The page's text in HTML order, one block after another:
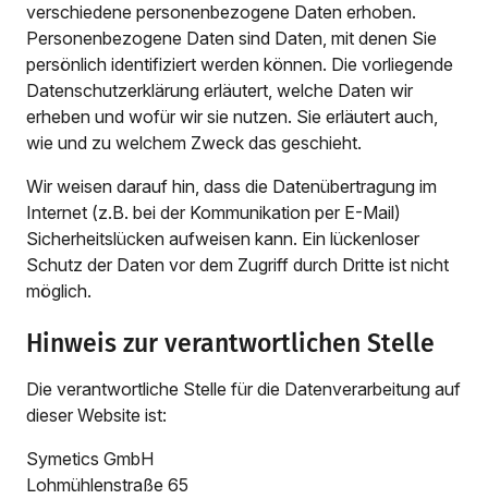
verschiedene personenbezogene Daten erhoben.
Personenbezogene Daten sind Daten, mit denen Sie
persönlich identifiziert werden können. Die vorliegende
Datenschutzerklärung erläutert, welche Daten wir
erheben und wofür wir sie nutzen. Sie erläutert auch,
wie und zu welchem Zweck das geschieht.
Wir weisen darauf hin, dass die Datenübertragung im
Internet (z.B. bei der Kommunikation per E-Mail)
Sicherheitslücken aufweisen kann. Ein lückenloser
Schutz der Daten vor dem Zugriff durch Dritte ist nicht
möglich.
Hinweis zur verantwortlichen Stelle
Die verantwortliche Stelle für die Datenverarbeitung auf
dieser Website ist:
Symetics GmbH
Lohmühlenstraße 65